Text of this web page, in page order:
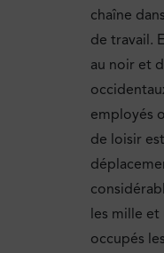
chaîne
de travail.
au noir et
employés
de loisir
les mille
occupés